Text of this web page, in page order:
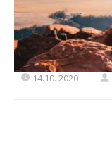
14.10. 2020